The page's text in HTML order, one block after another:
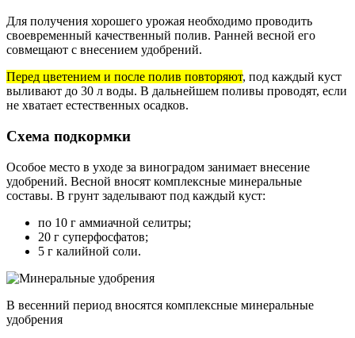
Для получения хорошего урожая необходимо проводить
своевременный качественный полив. Ранней весной его
совмещают с внесением удобрений.
Перед цветением и после полив повторяют, под каждый куст
выливают до 30 л воды. В дальнейшем поливы проводят, если
не хватает естественных осадков.
Схема подкормки
Особое место в уходе за виноградом занимает внесение
удобрений. Весной вносят комплексные минеральные
составы. В грунт заделывают под каждый куст:
по 10 г аммиачной селитры;
20 г суперфосфатов;
5 г калийной соли.
В весенний период вносятся комплексные минеральные
удобрения